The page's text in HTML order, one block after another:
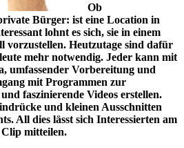
Ob
Bürger: ist eine Location in
lohnt es sich, sie in einem
vorzustellen. Heutzutage sind dafür
mehr notwendig. Jeder kann mit
umfassender Vorbereitung und
mit Programmen zur
faszinierende Videos erstellen.
und kleinen Ausschnitten
All dies lässt sich Interessierten am
Clip mitteilen.